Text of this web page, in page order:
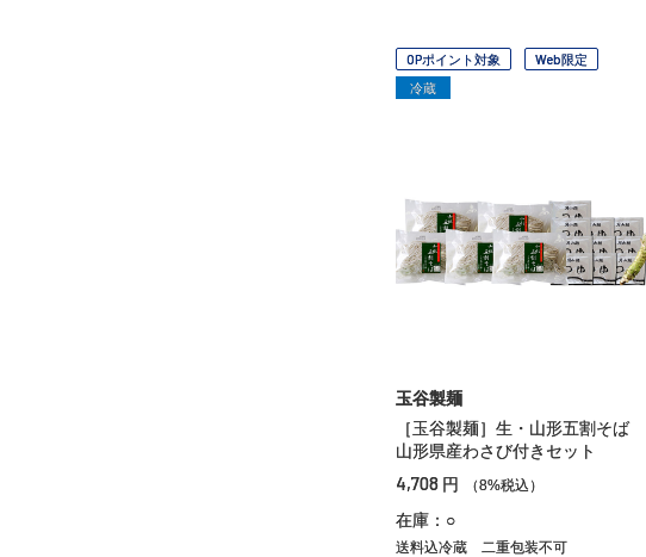
OPポイント対象
Web限定
冷蔵
玉谷製麺
［玉谷製麺］生・山形五割そば
山形県産わさび付きセット
4,708 円 （8%税込）
在庫：○
送料込冷蔵 二重包装不可